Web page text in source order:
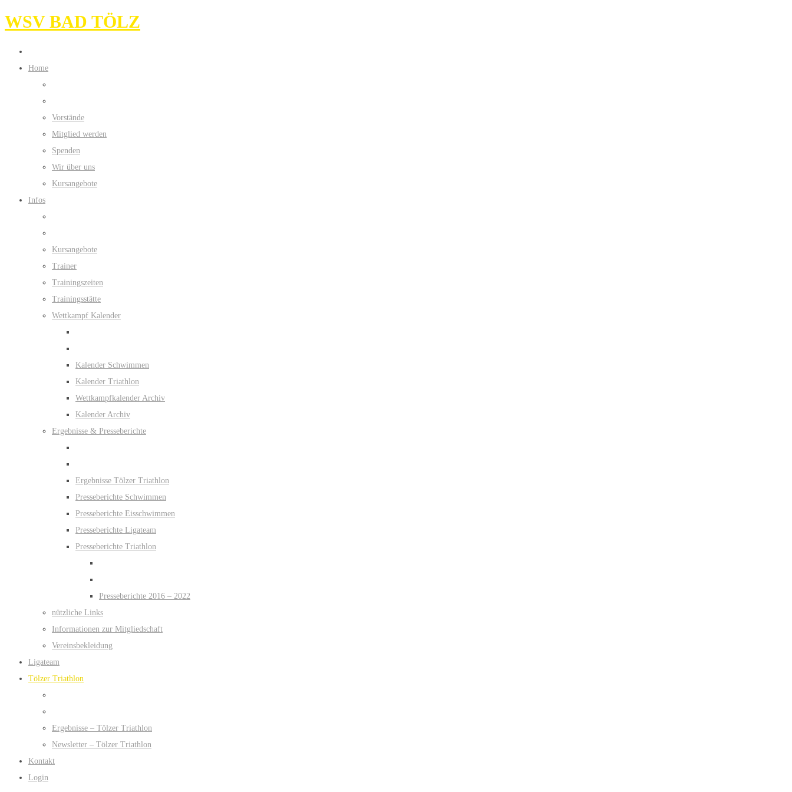
WSV BAD TÖLZ
Home
Vorstände
Mitglied werden
Spenden
Wir über uns
Kursangebote
Infos
Kursangebote
Trainer
Trainingszeiten
Trainingsstätte
Wettkampf Kalender
Kalender Schwimmen
Kalender Triathlon
Wettkampfkalender Archiv
Kalender Archiv
Ergebnisse & Presseberichte
Ergebnisse Tölzer Triathlon
Presseberichte Schwimmen
Presseberichte Eisschwimmen
Presseberichte Ligateam
Presseberichte Triathlon
Presseberichte 2016 – 2022
nützliche Links
Informationen zur Mitgliedschaft
Vereinsbekleidung
Ligateam
Tölzer Triathlon
Ergebnisse – Tölzer Triathlon
Newsletter – Tölzer Triathlon
Kontakt
Login